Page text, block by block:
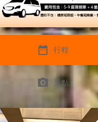
date_range 行程
photo_camera 景點